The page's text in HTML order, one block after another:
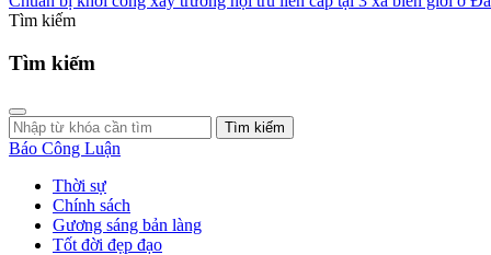
Tìm kiếm
Tìm kiếm
Tìm kiếm
Báo Công Luận
Thời sự
Chính sách
Gương sáng bản làng
Tốt đời đẹp đạo